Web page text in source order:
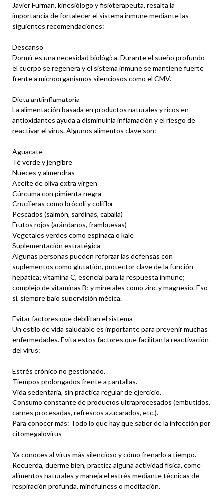
Javier Furman, kinesiólogo y fisioterapeuta, resalta la
importancia de fortalecer el sistema inmune mediante las
siguientes recomendaciones:
Descanso
Dormir es una necesidad biológica. Durante el sueño profundo
el cuerpo se regenera y el sistema inmune se mantiene fuerte
frente a microorganismos silenciosos como el CMV.
Dieta antiinflamatoria
La alimentación basada en productos naturales y ricos en
antioxidantes ayuda a disminuir la inflamación y el riesgo de
reactivar el virus. Algunos alimentos clave son:
Aguacate
Té verde y jengibre
Nueces y almendras
Aceite de oliva extra virgen
Cúrcuma con pimienta negra
Crucíferas como brócoli y coliflor
Pescados (salmón, sardinas, caballa)
Frutos rojos (arándanos, frambuesas)
Vegetales verdes como espinaca o kale
Suplementación estratégica
Algunas personas pueden reforzar las defensas con
suplementos como glutatión, protector clave de la función
hepática; vitamina C, esencial para la respuesta inmune;
complejo de vitaminas B; y minerales como zinc y magnesio. Eso
sí, siempre bajo supervisión médica.
Evitar factores que debilitan el sistema
Un estilo de vida saludable es importante para prevenir muchas
enfermedades. Evita estos factores que facilitan la reactivación
del virus:
Estrés crónico no gestionado.
Tiempos prolongados frente a pantallas.
Vida sedentaria, sin práctica regular de ejercicio.
Consumo constante de productos ultraprocesados (embutidos,
carnes procesadas, refrescos azucarados, etc.).
Para conocer más: Todo lo que hay que saber de la infección por
citomegalovirus
Ya conoces al virus más silencioso y cómo frenarlo a tiempo.
Recuerda, duerme bien, practica alguna actividad física, come
alimentos naturales y maneja el estrés mediante técnicas de
respiración profunda, mindfulness o meditación.